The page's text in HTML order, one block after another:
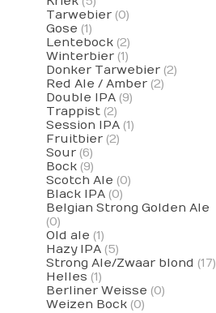
Tarwebier (0)
Gose (1)
Lentebock (2)
Winterbier (1)
Donker Tarwebier (2)
Red Ale / Amber (2)
Double IPA (9)
Trappist (2)
Session IPA (1)
Fruitbier (2)
Sour (6)
Bock (9)
Scotch Ale (0)
Black IPA (0)
Belgian Strong Golden Ale
(0)
Old ale (1)
Hazy IPA (5)
Strong Ale/Zwaar blond (17)
Helles (1)
Berliner Weisse (0)
Weizen Bock (0)